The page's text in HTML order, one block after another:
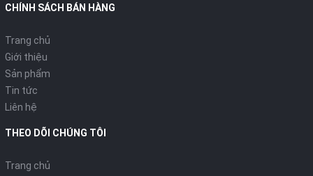
CHÍNH SÁCH BÁN HÀNG
Trang chủ
Giới thiệu
Sản phẩm
Tin tức
Liên hệ
THEO DÕI CHÚNG TÔI
Trang chủ